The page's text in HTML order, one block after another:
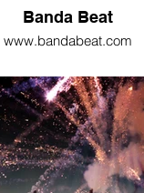
Banda Beat
www.bandabeat.com